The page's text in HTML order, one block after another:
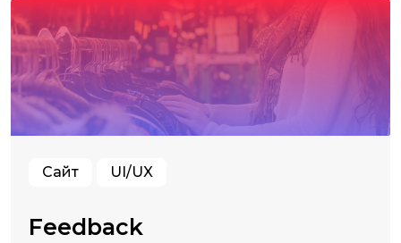
Сайт UI/UX
Feedback